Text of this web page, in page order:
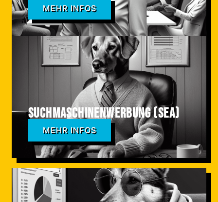
MEHR INFOS
Suchmaschinenwerbung (SEA)
MEHR INFOS